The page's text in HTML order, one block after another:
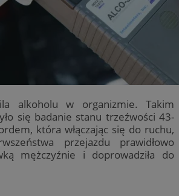
alkoholu w organizmie. Takim
się badanie stanu trzeźwości 43-
która włączając się do ruchu,
przejazdu prawidłowo
mężczyźnie i doprowadziła do